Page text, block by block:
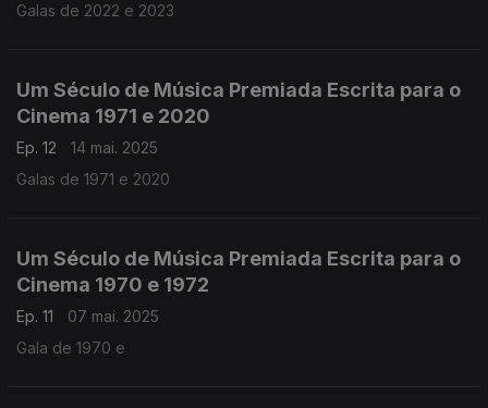
Galas de 2022 e 2023
Um Século de Música Premiada Escrita para o
Cinema 1971 e 2020
Ep. 12
14 mai. 2025
Galas de 1971 e 2020
Um Século de Música Premiada Escrita para o
Cinema 1970 e 1972
Ep. 11
07 mai. 2025
Gala de 1970 e